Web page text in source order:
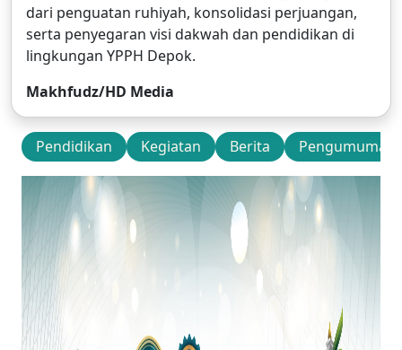
dari penguatan ruhiyah, konsolidasi perjuangan,
serta penyegaran visi dakwah dan pendidikan di
lingkungan YPPH Depok.
Makhfudz/HD Media
Pendidikan Kegiatan Berita Pengumuman